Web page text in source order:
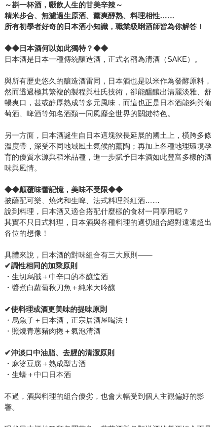
～斟一杯酒，啜飲人生的甘美辛辣～
精米步合、無濾過生原酒、薰爽醇熟、料理相性……
所有初學者好奇的日本酒小知識，職業級唎酒師皆為你解答！
◆◆日本酒何以如此獨特？◆◆
日本酒是日本一種傳統釀造酒，正式名稱為清酒（SAKE）。
與所有歷史悠久的釀造酒雷同，日本酒也是以米作為發酵原料，
然而透過極其繁複的製程與杜氏技術，卻能醞釀出清麗淡雅、舒
暢爽口，甚或醇厚熟成等多元風味，而這也正是日本酒能夠與葡
萄酒、啤酒等知名酒類一同風靡全世界的關鍵特色。
另一方面，日本酒誕生自日本這塊狹長延展的國土上，橫跨多條
溫度帶，深受不同地域風土氣候的薰陶；再加上各種地理環境孕
育的優質水源與稻米品種，進一步賦予日本酒如此豐富多樣的酒
味與風情。
◆◆顛覆味蕾記憶，美味不受限◆◆
披薩配可樂、燒烤和生啤、法式料理與紅酒……
說到料理，日本酒又適合搭配什麼樣的食材一同享用呢？
其實不只日式料理，日本酒與各種料理的適切組合絕對遠遠超出
各位的想像！
具體來說，日本酒的對味組合有三大原則——
✔調性相同的加乘原則
・生切烏賊＋中辛口的本釀造酒
・醬煮白蘿蔔秋刀魚＋純米大吟釀
✔使料理或酒更美味的提味原則
・烏魚子＋日本酒，正宗居酒屋喝法！
・照燒青蔥豬肉捲＋氣泡清酒
✔沖淡口中油脂、去腥的清潔原則
・麻婆豆腐＋熟成型古酒
・生蠔＋中口日本酒
不過，酒與料理的組合優劣，也會大幅受到個人主觀偏好的影
響。